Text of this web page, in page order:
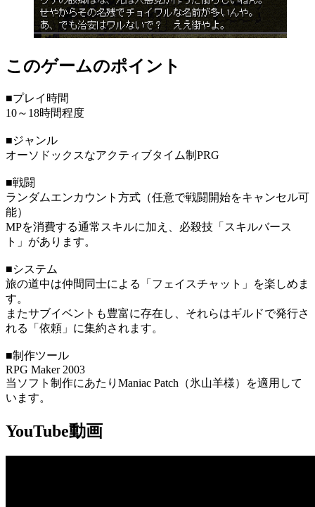
このゲームのポイント
■プレイ時間
10～18時間程度
■ジャンル
オーソドックスなアクティブタイム制PRG
■戦闘
ランダムエンカウント方式（任意で戦闘開始をキャンセル可
能）
MPを消費する通常スキルに加え、必殺技「スキルバース
ト」があります。
■システム
旅の道中は仲間同士による「フェイスチャット」を楽しめま
す。
またサブイベントも豊富に存在し、それらはギルドで発行さ
れる「依頼」に集約されます。
■制作ツール
RPG Maker 2003
当ソフト制作にあたりManiac Patch（氷山羊様）を適用して
います。
YouTube動画